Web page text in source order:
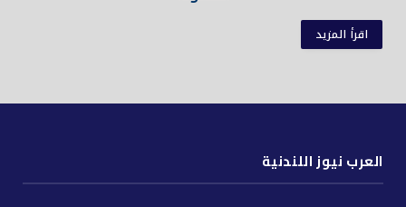
اقرأ المزيد
العرب نيوز اللندنية